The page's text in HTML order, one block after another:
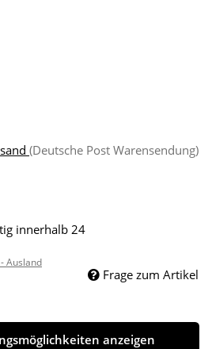
(Deutsche Post Warensendung)
innerhalb 24
Ausland
Frage zum Artikel
anzeigen